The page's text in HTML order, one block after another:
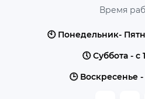
Время
🕙 Понедельник-
🕔
🕒 Воскресенье